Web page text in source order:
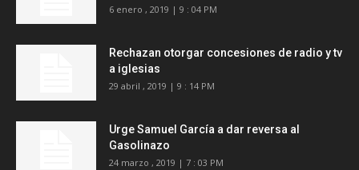
6 enero , 2019 | 9 : 04 PM
Rechazan otorgar concesiones de radio y tv
a iglesias
29 abril , 2019 | 9 : 14 PM
Urge Samuel García a dar reversa al
Gasolinazo
24 marzo , 2019 | 7 : 03 PM